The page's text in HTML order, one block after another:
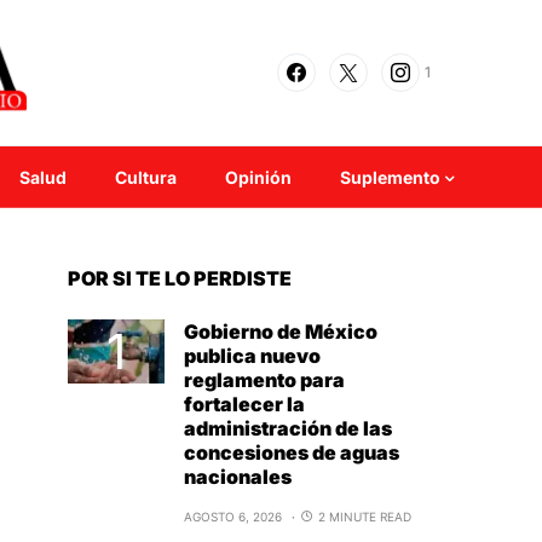
1
Salud Cultura Opinión Suplemento
POR SI TE LO PERDISTE
Gobierno de México
publica nuevo
reglamento para
fortalecer la
administración de las
concesiones de aguas
nacionales
AGOSTO 6, 2026 2 MINUTE READ